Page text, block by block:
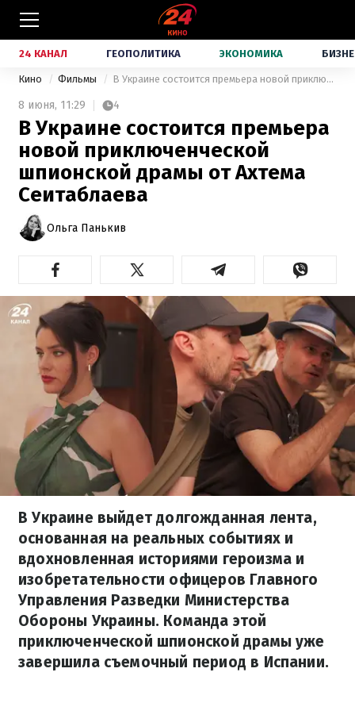
24 КАНАЛ ГЕОПОЛИТИКА ЭКОНОМИКА
Кино Фильмы В Украине состоится премьера новой приключенческой шпионской драмы от Ахтема Сеитаблаева
8 июня, 11:29 4
В Украине состоится премьера
новой приключенческой
шпионской драмы от Ахтема
Сеитаблаева
Ольга Панькив
В Украине выйдет долгожданная лента,
основанная на реальных событиях и
вдохновленная историями героизма и
изобретательности офицеров Главного
Управления Разведки Министерства
Обороны Украины. Команда этой
приключенческой шпионской драмы уже
завершила съемочный период в Испании.